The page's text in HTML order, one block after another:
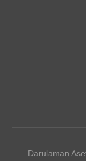
Darulaman